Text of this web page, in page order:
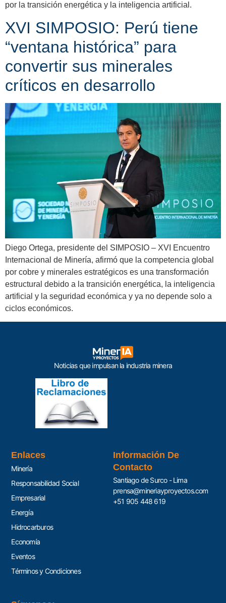
por la transición energética y la inteligencia artificial.
XVI SIMPOSIO: Perú tiene
“ventana histórica” para
convertir sus minerales
críticos en desarrollo
Diego Ortega, presidente del SIMPOSIO – XVI Encuentro
Internacional de Minería, afirmó que la competencia global
por cobre y minerales estratégicos es una transformación
estructural debido a la transición energética, la inteligencia
artificial y la seguridad económica y ya no depende solo a
ciclos económicos.
Noticias que impulsan la industria minera
Enlaces
Minería
Responsabilidad Social
Empresarial
Energía
Hidrocarburos
Economía
Eventos
Términos y Condiciones
Información De
Contacto
Santiago de Surco - Lima
prensa@mineriayproyectos.com
+51 905 448 619